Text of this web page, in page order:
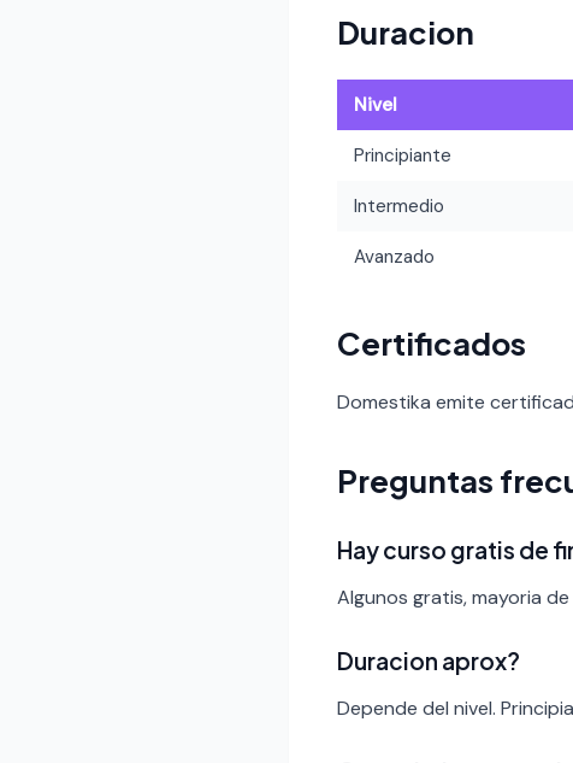
Duracion
Nivel
Principiante
Intermedio
Avanzado
Certificados
Domestika emite
Preguntas
Hay curso gratis de
Algunos gratis, mayoria
Duracion aprox?
Depende del nivel.